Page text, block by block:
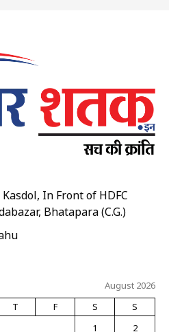
In Front of HDFC
Bhatapara (C.G.)
August 2026
T F S
S
1
2